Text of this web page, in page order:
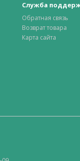
Служба
Обратная связь
Возврат товара
Карта сайта